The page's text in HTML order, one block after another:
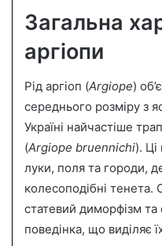
Загальна
аргіопи
Рід аргіоп (Argiope)
середнього розміру з
Україні найчастіше
(Argiope bruennichi).
луки, поля та городи,
колесоподібні
статевий диморфізм та
поведінка, що виділяє